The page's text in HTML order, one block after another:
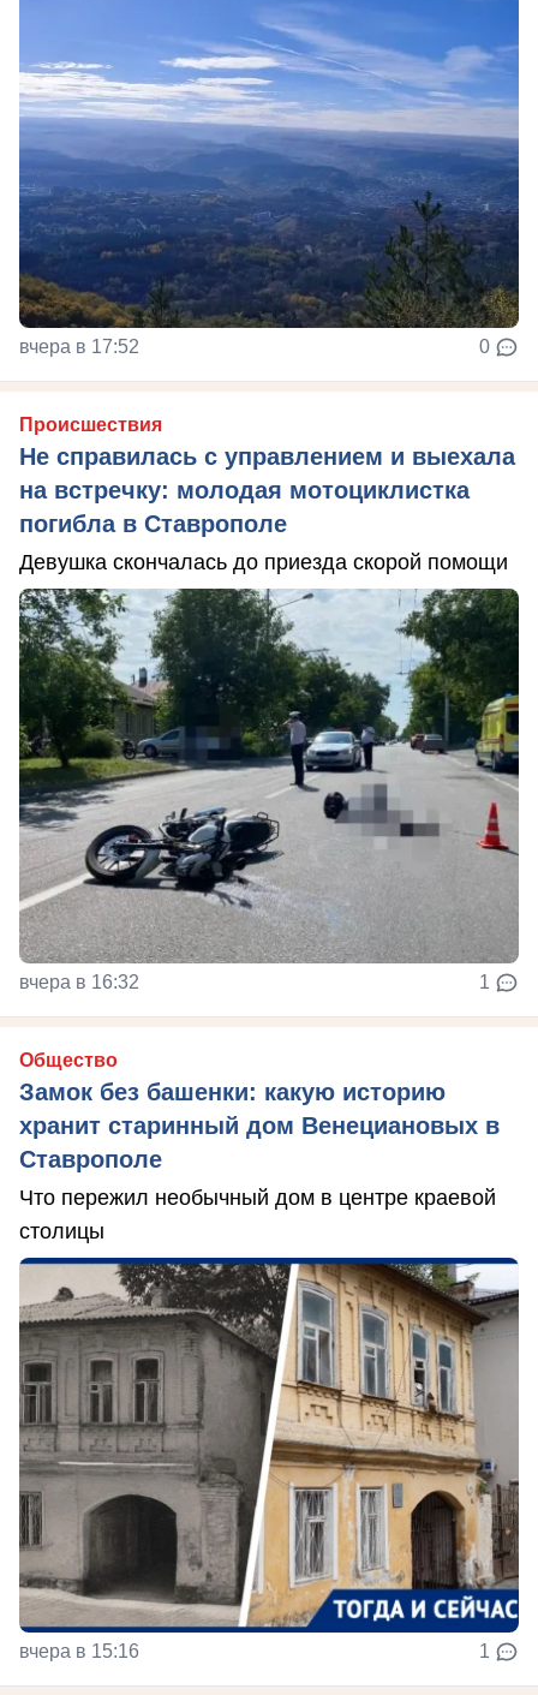
вчера в 17:52 0
Происшествия
Не справилась с управлением и выехала
на встречку: молодая мотоциклистка
погибла в Ставрополе
Девушка скончалась до приезда скорой помощи
вчера в 16:32 1
Общество
Замок без башенки: какую историю
хранит старинный дом Венециановых в
Ставрополе
Что пережил необычный дом в центре краевой
столицы
вчера в 15:16 1